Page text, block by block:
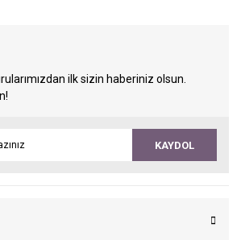
ilk sizin haberiniz olsun.
KAYDOL